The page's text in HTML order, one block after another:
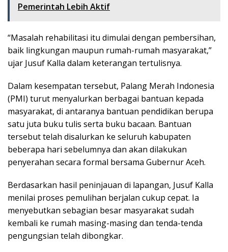
Pemerintah Lebih Aktif
“Masalah rehabilitasi itu dimulai dengan pembersihan,
baik lingkungan maupun rumah-rumah masyarakat,”
ujar Jusuf Kalla dalam keterangan tertulisnya.
Dalam kesempatan tersebut, Palang Merah Indonesia
(PMI) turut menyalurkan berbagai bantuan kepada
masyarakat, di antaranya bantuan pendidikan berupa
satu juta buku tulis serta buku bacaan. Bantuan
tersebut telah disalurkan ke seluruh kabupaten
beberapa hari sebelumnya dan akan dilakukan
penyerahan secara formal bersama Gubernur Aceh.
Berdasarkan hasil peninjauan di lapangan, Jusuf Kalla
menilai proses pemulihan berjalan cukup cepat. Ia
menyebutkan sebagian besar masyarakat sudah
kembali ke rumah masing-masing dan tenda-tenda
pengungsian telah dibongkar.